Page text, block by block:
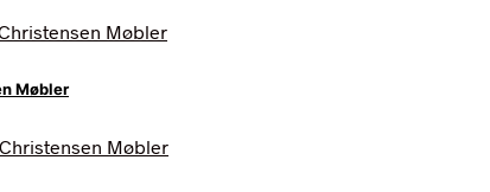
Møbler